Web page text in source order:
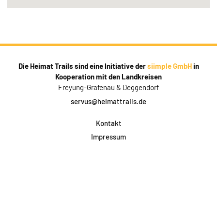
Die Heimat Trails sind eine Initiative dersiimple GmbHin
Kooperation mit den Landkreisen
Freyung-Grafenau & Deggendorf
servus@heimattrails.de
Kontakt
Impressum